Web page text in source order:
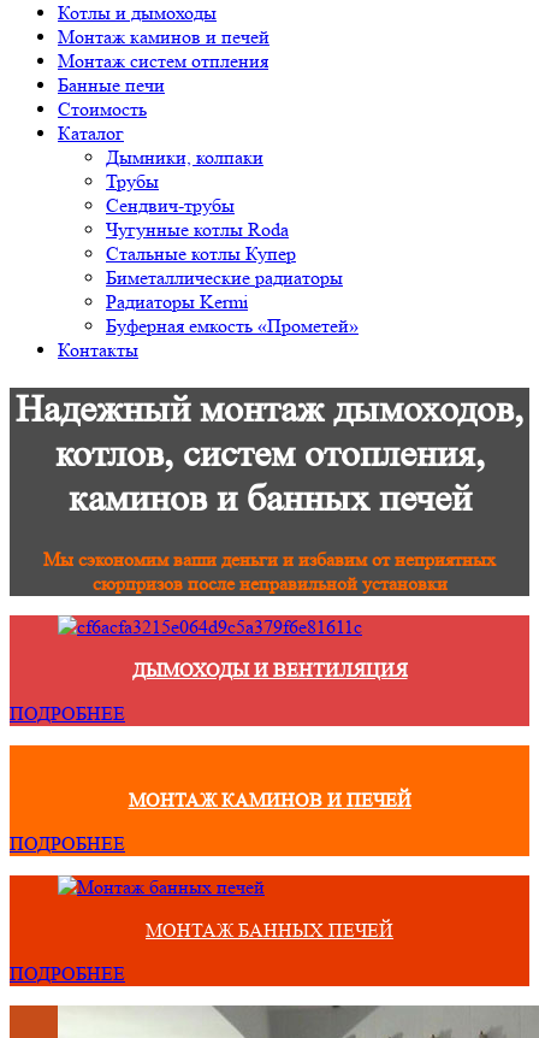
Котлы и дымоходы
Монтаж каминов и печей
Монтаж систем отпления
Банные печи
Стоимость
Каталог
Дымники, колпаки
Трубы
Сендвич-трубы
Чугунные котлы Roda
Стальные котлы Купер
Биметаллические радиаторы
Радиаторы Kermi
Буферная емкость «Прометей»
Контакты
Надежный монтаж дымоходов,
котлов, систем отопления,
каминов и банных печей
Мы сэкономим ваши деньги и избавим от неприятных
сюрпризов после неправильной установки
ДЫМОХОДЫ И ВЕНТИЛЯЦИЯ
ПОДРОБНЕЕ
МОНТАЖ КАМИНОВ И ПЕЧЕЙ
ПОДРОБНЕЕ
МОНТАЖ БАННЫХ ПЕЧЕЙ
ПОДРОБНЕЕ